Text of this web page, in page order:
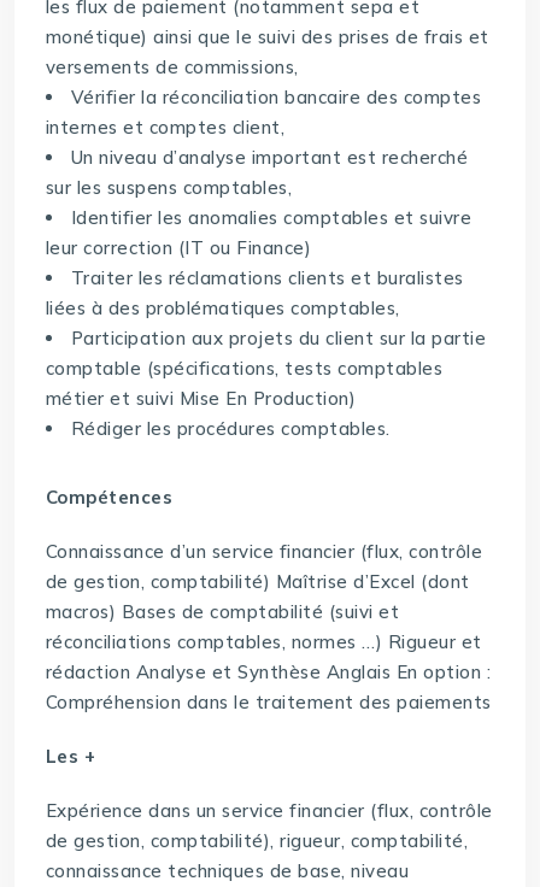
les flux de paiement (notamment sepa et
monétique) ainsi que le suivi des prises de frais et
versements de commissions,
Vérifier la réconciliation bancaire des comptes
internes et comptes client,
Un niveau d’analyse important est recherché
sur les suspens comptables,
Identifier les anomalies comptables et suivre
leur correction (IT ou Finance)
Traiter les réclamations clients et buralistes
liées à des problématiques comptables,
Participation aux projets du client sur la partie
comptable (spécifications, tests comptables
métier et suivi Mise En Production)
Rédiger les procédures comptables.
Compétences
Connaissance d’un service financier (flux, contrôle
de gestion, comptabilité) Maîtrise d’Excel (dont
macros) Bases de comptabilité (suivi et
réconciliations comptables, normes …) Rigueur et
rédaction Analyse et Synthèse Anglais En option :
Compréhension dans le traitement des paiements
Les +
Expérience dans un service financier (flux, contrôle
de gestion, comptabilité), rigueur, comptabilité,
connaissance techniques de base, niveau